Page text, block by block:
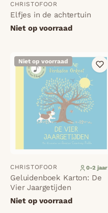
CHRISTOFOOR
Elfjes in de achtertuin
Niet op voorraad
Niet op voorraad
CHRISTOFOOR 0-2 jaar
Geluidenboek Karton: De
Vier Jaargetijden
Niet op voorraad